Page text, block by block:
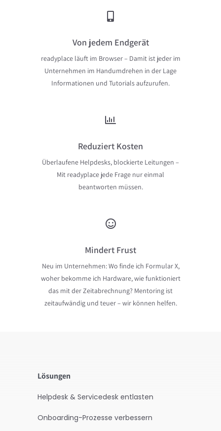
Von jedem Endgerät
readyplace läuft im Browser – Damit ist jeder im
Unternehmen im Handumdrehen in der Lage
Informationen und Tutorials aufzurufen.
Reduziert Kosten
Überlaufene Helpdesks, blockierte Leitungen –
Mit readyplace jede Frage nur einmal
beantworten müssen.
Mindert Frust
Neu im Unternehmen: Wo finde ich Formular X,
woher bekomme ich Hardware, wie funktioniert
das mit der Zeitabrechnung? Mentoring ist
zeitaufwändig und teuer – wir können helfen.
Lösungen
Helpdesk & Servicedesk entlasten
Onboarding-Prozesse verbessern